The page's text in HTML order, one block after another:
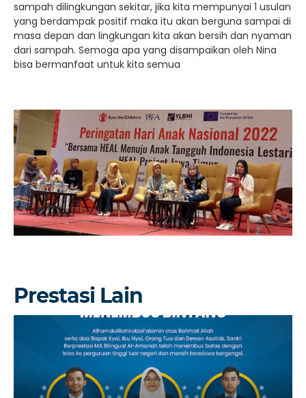
sampah dilingkungan sekitar, jika kita mempunyai 1 usulan
yang berdampak positif maka itu akan berguna sampai di
masa depan dan lingkungan kita akan bersih dan nyaman
dari sampah. Semoga apa yang disampaikan oleh Nina
bisa bermanfaat untuk kita semua
Prestasi Lain